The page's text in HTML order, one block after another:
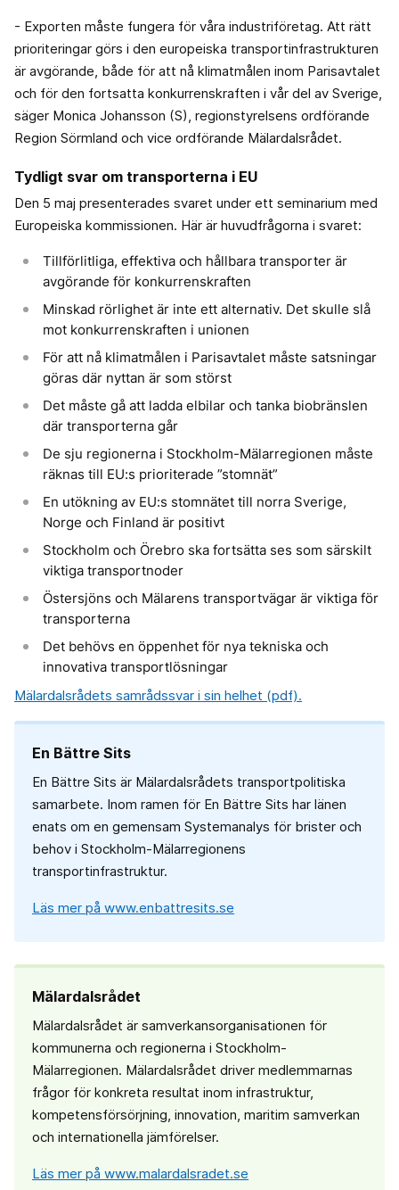
- Exporten måste fungera för våra industriföretag. Att rätt
prioriteringar görs i den europeiska transportinfrastrukturen
är avgörande, både för att nå klimatmålen inom Parisavtalet
och för den fortsatta konkurrenskraften i vår del av Sverige,
säger Monica Johansson (S), regionstyrelsens ordförande
Region Sörmland och vice ordförande Mälardalsrådet.
Tydligt svar om transporterna i EU
Den 5 maj presenterades svaret under ett seminarium med
Europeiska kommissionen. Här är huvudfrågorna i svaret:
Tillförlitliga, effektiva och hållbara transporter är
avgörande för konkurrenskraften
Minskad rörlighet är inte ett alternativ. Det skulle slå
mot konkurrenskraften i unionen
För att nå klimatmålen i Parisavtalet måste satsningar
göras där nyttan är som störst
Det måste gå att ladda elbilar och tanka biobränslen
där transporterna går
De sju regionerna i Stockholm-Mälarregionen måste
räknas till EU:s prioriterade ”stomnät”
En utökning av EU:s stomnätet till norra Sverige,
Norge och Finland är positivt
Stockholm och Örebro ska fortsätta ses som särskilt
viktiga transportnoder
Östersjöns och Mälarens transportvägar är viktiga för
transporterna
Det behövs en öppenhet för nya tekniska och
innovativa transportlösningar
Mälardalsrådets samrådssvar i sin helhet (pdf).
En Bättre Sits
En Bättre Sits är Mälardalsrådets transportpolitiska
samarbete. Inom ramen för En Bättre Sits har länen
enats om en gemensam Systemanalys för brister och
behov i Stockholm-Mälarregionens
transportinfrastruktur.
Läs mer på www.enbattresits.se
Mälardalsrådet
Mälardalsrådet är samverkansorganisationen för
kommunerna och regionerna i Stockholm-
Mälarregionen. Mälardalsrådet driver medlemmarnas
frågor för konkreta resultat inom infrastruktur,
kompetensförsörjning, innovation, maritim samverkan
och internationella jämförelser.
Läs mer på www.malardalsradet.se